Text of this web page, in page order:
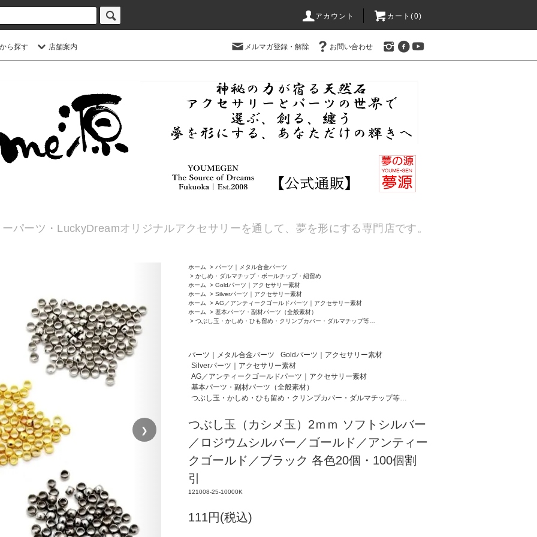
アカウント カート(0)
ら探す 店舗案内 メルマガ登録・解除 お問い合わせ
パーツ・LuckyDreamオリジナルアクセサリーを通して、夢を形にする専門店です。
❯
ホーム > パーツ｜メタル合金パーツ
> かしめ・ダルマチップ・ボールチップ・紐留め
ホーム
> Goldパーツ｜アクセサリー素材
ホーム
> Silverパーツ｜アクセサリー素材
ホーム
> AG／アンティークゴールドパーツ｜アクセサリー素材
ホーム
> 基本パーツ・副材パーツ（全般素材）
> つぶし玉・かしめ・ひも留め・クリンプカバー・ダルマチップ等…
パーツ｜メタル合金パーツ
Goldパーツ｜アクセサリー素材
Silverパーツ｜アクセサリー素材
AG／アンティークゴールドパーツ｜アクセサリー素材
基本パーツ・副材パーツ（全般素材）
つぶし玉・かしめ・ひも留め・クリンプカバー・ダルマチップ等…
つぶし玉（カシメ玉）2ｍｍ ソフトシルバー
／ロジウムシルバー／ゴールド／アンティー
クゴールド／ブラック 各色20個・100個割
引
121008-25-10000K
111円(税込)